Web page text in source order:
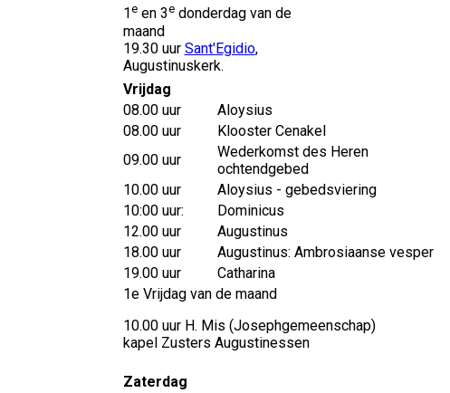
1 een 3edonderdag van de
maand
19.30 uur Sant'Egidio,
Augustinuskerk.
Vrijdag
08.00 uur
Aloysius
08.00 uur
Klooster Cenakel
09.00 uur
Wederkomst des Heren
ochtendgebed
10.00 uur
Aloysius - gebedsviering
10:00 uur:
Dominicus
12.00 uur
Augustinus
18.00 uur
Augustinus: Ambrosiaanse vesper
19.00 uur
Catharina
1e Vrijdag van de maand
10.00 uur H. Mis (Josephgemeenschap)
kapel Zusters Augustinessen
Zaterdag